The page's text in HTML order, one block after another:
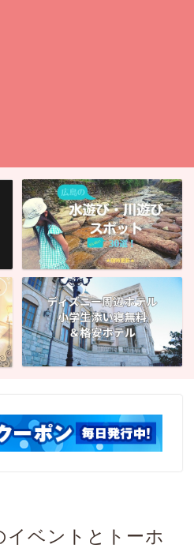
イベントとトーホ